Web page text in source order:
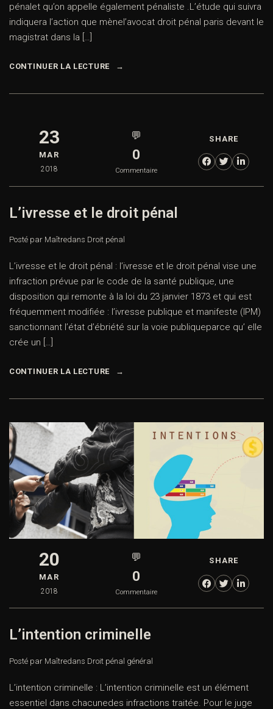
pénalet qu’on appelle également pénaliste .L’étude qui suivra
indiquera l’action que mènel’avocat droit pénal paris devant le
magistrat dans la […]
CONTINUER LA LECTURE
23
MAR
2018
💬
0
Commentaire
SHARE
L’ivresse et le droit pénal
Posté par Maîtredans Droit pénal
L’ivresse et le droit pénal : l’ivresse et le droit pénal vise une
infraction prévue par le code de la santé publique, une
disposition qui remonte à la loi du 23 janvier 1873 et qui est
fréquemment modifiée : l’ivresse publique et manifeste (IPM)
sanctionnant l’état d’ébriété sur la voie publiqueparce qu’ elle
crée un […]
CONTINUER LA LECTURE
20
MAR
2018
💬
0
Commentaire
SHARE
L’intention criminelle
Posté par Maîtredans Droit pénal général
L’intention criminelle : L’intention criminelle est un élément
essentiel dans chacunedes infractions traitée. Pour le juge